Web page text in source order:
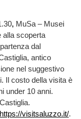
,MuSa – Musei
alla scoperta
dal
antico
nel suggestivo
Il costo della visita è
under 10 anni.
https://visitsaluzzo.it/.